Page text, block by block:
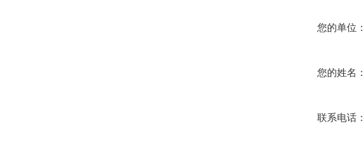
您的单位：
您的姓名：
联系电话：